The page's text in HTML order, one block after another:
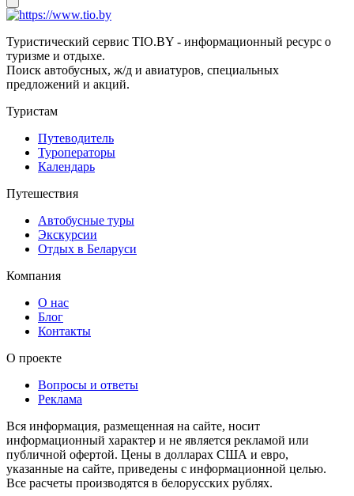
Туристический сервис TIO.BY - информационный ресурс о
туризме и отдыхе.
Поиск автобусных, ж/д и авиатуров, специальных
предложений и акций.
Туристам
Путеводитель
Туроператоры
Календарь
Путешествия
Автобусные туры
Экскурсии
Отдых в Беларуси
Компания
О нас
Блог
Контакты
О проекте
Вопросы и ответы
Реклама
Вся информация, размещенная на сайте, носит
информационный характер и не является рекламой или
публичной офертой. Цены в долларах США и евро,
указанные на сайте, приведены с информационной целью.
Все расчеты производятся в белорусских рублях.